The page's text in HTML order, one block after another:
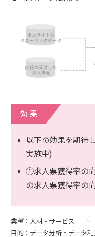
効果
以下の効果を期待
実施中)
①求人票獲得率の
の求人票獲得率の
業種：人材・サービス
目的：データ分析・データ利